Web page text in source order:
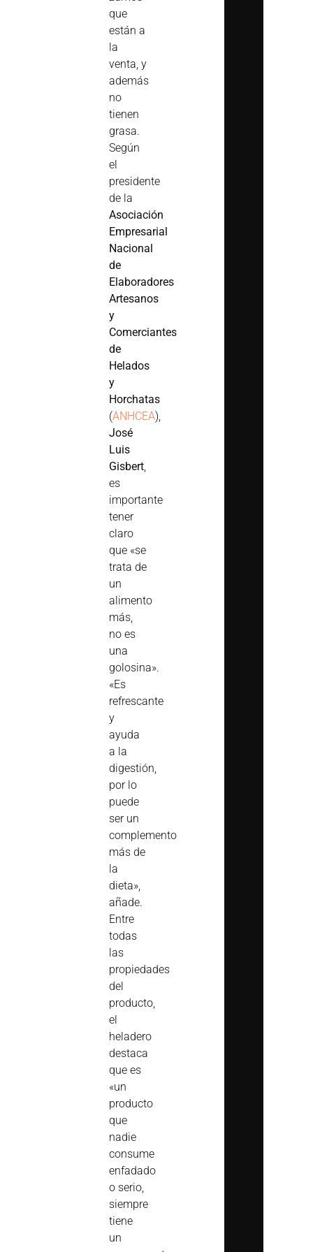
que
están a
la
venta, y
además
no
tienen
grasa.
Según
el
presidente
de la
Asociación
Empresarial
Nacional
de
Elaboradores
Artesanos
y
Comerciantes
de
Helados
y
Horchatas
(ANHCEA),
José
Luis
Gisbert,
es
importante
tener
claro
que «se
trata de
un
alimento
más,
no es
una
golosina».
«Es
refrescante
y
ayuda
a la
digestión,
por lo
puede
ser un
complemento
más de
la
dieta»,
añade.
Entre
todas
las
propiedades
del
producto,
el
heladero
destaca
que es
«un
producto
que
nadie
consume
enfadado
o serio,
siempre
tiene
un